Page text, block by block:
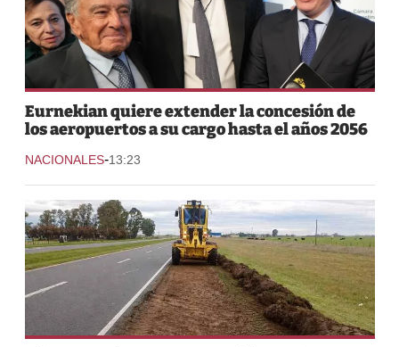
Eurnekian quiere extender la concesión de
los aeropuertos a su cargo hasta el años 2056
NACIONALES-13:23